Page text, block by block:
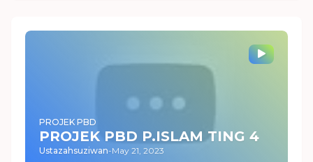
PROJEK PBD
PROJEK PBD P.ISLAM TING 4
Ustazahsuziwan-May 21, 2023